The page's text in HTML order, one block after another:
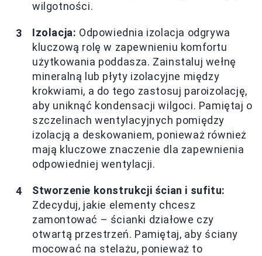
wilgotności.
Izolacja: Odpowiednia izolacja odgrywa
kluczową rolę w zapewnieniu komfortu
użytkowania poddasza. Zainstaluj wełnę
mineralną lub płyty izolacyjne między
krokwiami, a do tego zastosuj paroizolację,
aby uniknąć kondensacji wilgoci. Pamiętaj o
szczelinach wentylacyjnych pomiędzy
izolacją a deskowaniem, ponieważ również
mają kluczowe znaczenie dla zapewnienia
odpowiedniej wentylacji.
Stworzenie konstrukcji ścian i sufitu:
Zdecyduj, jakie elementy chcesz
zamontować – ścianki działowe czy
otwartą przestrzeń. Pamiętaj, aby ściany
mocować na stelażu, ponieważ to